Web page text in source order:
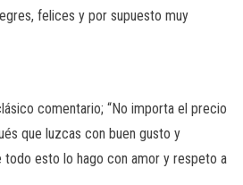
felices y por supuesto muy
comentario; “No importa el precio
que luzcas con buen gusto y
todo esto lo hago con amor y respeto a